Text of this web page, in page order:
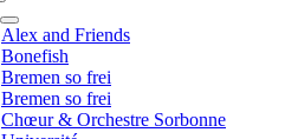
Alex and Friends
Bonefish
Bremen so frei
Bremen so frei
Chœur & Orchestre Sorbonne